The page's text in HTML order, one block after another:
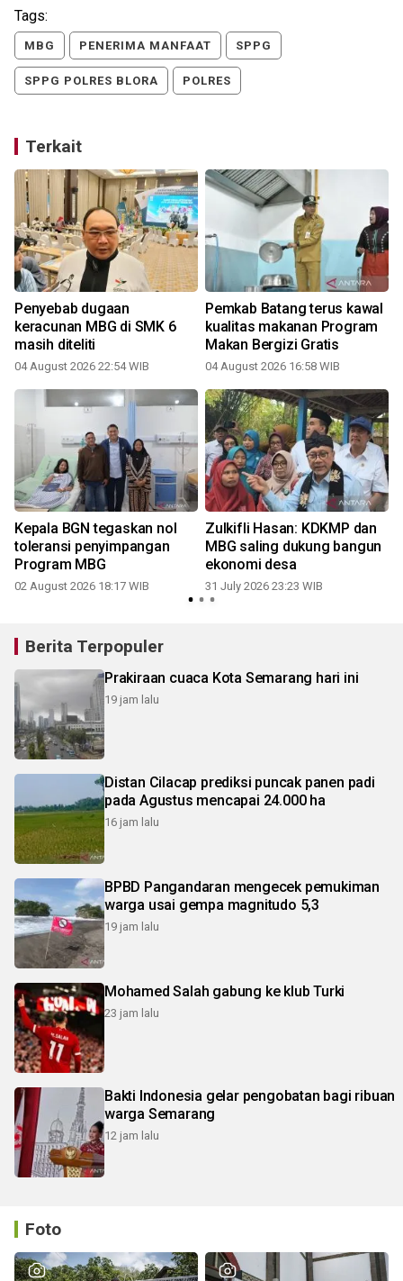
Tags:
MBG PENERIMA MANFAAT SPPG
SPPG POLRES BLORA POLRES
Terkait
Penyebab dugaan
keracunan MBG di SMK 6
masih diteliti
04 August 2026 22:54 WIB
Pemkab Batang terus kawal
kualitas makanan Program
Makan Bergizi Gratis
04 August 2026 16:58 WIB
Kepala BGN tegaskan nol
toleransi penyimpangan
Program MBG
02 August 2026 18:17 WIB
Zulkifli Hasan: KDKMP dan
MBG saling dukung bangun
ekonomi desa
31 July 2026 23:23 WIB
Berita Terpopuler
Prakiraan cuaca Kota Semarang hari ini
19 jam lalu
Distan Cilacap prediksi puncak panen padi
pada Agustus mencapai 24.000 ha
16 jam lalu
BPBD Pangandaran mengecek pemukiman
warga usai gempa magnitudo 5,3
19 jam lalu
Mohamed Salah gabung ke klub Turki
23 jam lalu
Bakti Indonesia gelar pengobatan bagi ribuan
warga Semarang
12 jam lalu
Foto